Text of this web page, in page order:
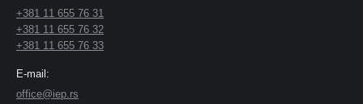
+381 11 655 76 31
+381 11 655 76 32
+381 11 655 76 33
E-mail:
office@iep.rs